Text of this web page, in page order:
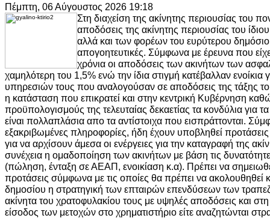
Πέμπτη, 06 Αύγουστος 2026 19:18
Στη διαχείση της ακίνητης περιουσίας του
αποδόσεις της ακίνητης περιουσίας του
αλλά και των φορέων του ευρύτερου
απογοητευτικές. Σύμφωνα με έρευνα που
χρόνια οι αποδόσεις των ακινήτων των
χαμηλότερη του 1,5% ενώ την ίδια στιγμή κατέβαλλαν ενοίκια
υπηρεσιών τους που αναλογούσαν σε αποδόσεις της τάξης
η κατάσταση που επικρατεί και στην κεντρική Κυβέρνηση
προϋπολογισμούς της τελευταίας δεκαετίας τα κονδύλια για
είναι πολλαπλάσια απο τα αντίστοιχα που εισπράττονται.
εξακριβωμένες πληροφορίες, ήδη έχουν υποβληθεί
για να αρχίσουν άμεσα οι ενέργειες για την καταγραφή της
συνέχεια η ομαδοποίηση των ακινήτων με βάση τις
(πώληση, ένταξη σε ΑΕΑΠ, ενοικίαση κ.α). Πρέπει να
προτάσεις σύμφωνα με τις οποίες θα πρέπει να ακολουθηθεί
δημοσίου η στρατηγική των επταιρών επενδύσεων των
ακίνητα του χρατοφυλακίου τους με υψηλές αποδόσεις και
είσοδος των μετοχών στο χρηματιστήριο είτε αναζητώνται